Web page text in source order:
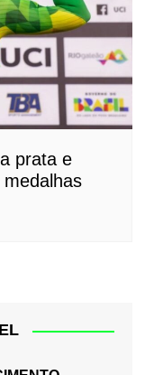
prata e